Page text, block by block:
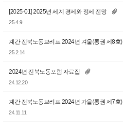
[2025-01] 2025년 세계 경제와 정세 전망
25.4.9
계간 전북노동브리프 2024년 겨울(통권 제8호)
25.2.14
2024년 전북노동포럼 자료집
24.12.20
계간 전북노동브리프 2024년 가을(통권 제7호)
24.11.11